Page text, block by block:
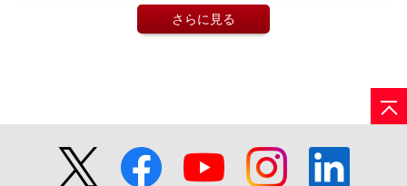
さらに見る